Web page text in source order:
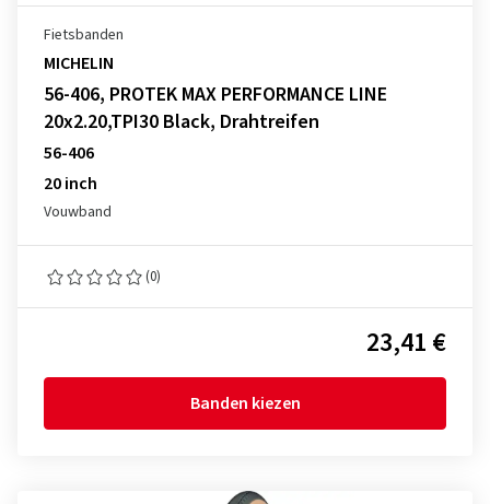
Fietsbanden
MICHELIN
56-406, PROTEK MAX PERFORMANCE LINE
20x2.20,TPI30 Black, Drahtreifen
56-406
20 inch
Vouwband
(0)
23,41 €
Banden kiezen